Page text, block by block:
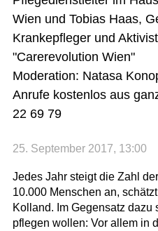
Wien und Tobias Haas,
Krankepfleger und
"Carerevolution Wien"
Moderation: Natasa
Anrufe kostenlos aus
22 69 79
25. September 2017, 13:00
Jedes Jahr steigt die Zahl
10.000 Menschen an,
Kolland. Im Gegensatz dazu
pflegen wollen: Vor allem in